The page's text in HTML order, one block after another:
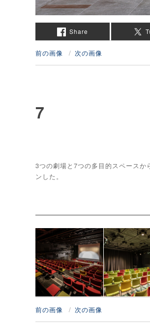
Share
前の画像 次の画像
7
3つの劇場と7つの多目的スペース
ンした。
前の画像 次の画像